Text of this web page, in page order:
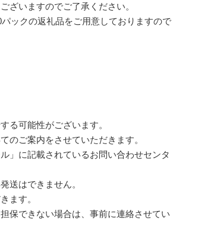
ざいますのでご了承ください。
ックの返礼品をご用意しておりますので
る可能性がございます。
のご案内をさせていただきます。
」に記載されているお問い合わせセンタ
送はできません。
ます。
保できない場合は、事前に連絡させてい